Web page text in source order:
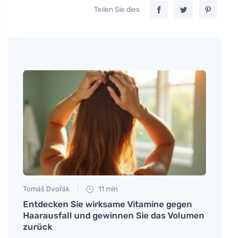
Teilen Sie dies
Tomáš Dvořák 11 min
Entdecken Sie wirksame Vitamine gegen
Haarausfall und gewinnen Sie das Volumen
zurück